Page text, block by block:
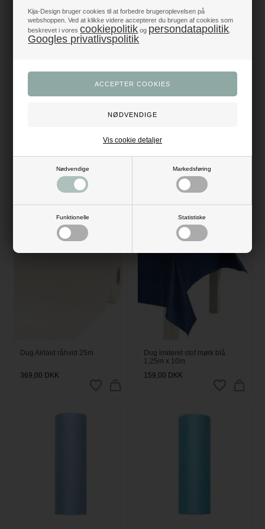
Kija-Design bruger cookies til at forbedre brugeroplevelsen på
webshoppen. Ved at klikke videre accepterer du brugen af cookies som
beskrevet i vorescookiepolitik og persondatapolitik
Googles privatlivspolitik
Nødvendige Markedsføring
Funktionelle Statistiske
Vis cookie detaljer
249,00 DKK
69,00 DKK
Dug Airlaid lyseblå 25m
Dug Airlaid mørk blå 25m
DKK
Dug Airlaid råhvid 25m
369,00 DKK
Dug imiteret stof mørk blå
1,25m x 10m
159,00 DKK